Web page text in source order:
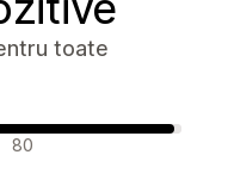
toate
80